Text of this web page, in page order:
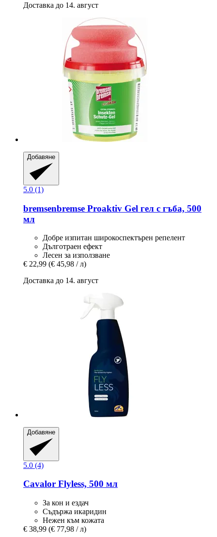
Доставка до 14. август
Добавяне
5.0 (1)
bremsenbremse Proaktiv Gel гел с гъба, 500
мл
Добре изпитан широкоспектърен репелент
Дълготраен ефект
Лесен за използване
€ 22,99 (€ 45,98 / л)
Доставка до 14. август
Добавяне
5.0 (4)
Cavalor Flyless, 500 мл
За кон и ездач
Съдържа икаридин
Нежен към кожата
€ 38,99 (€ 77,98 / л)